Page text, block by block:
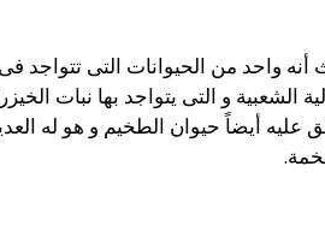
أنه واحد من الحيوانات التى تتواجد
الشعبية و التى يتواجد بها نبات
عليه أيضاً حيوان الطخيم و هو له